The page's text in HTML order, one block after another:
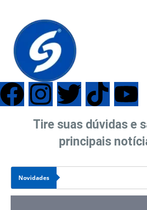
Tire suas dúvidas e
principais
Novidades